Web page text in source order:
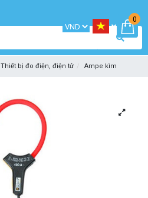
0
Thiết bị đo điện, điện tử Ampe kìm